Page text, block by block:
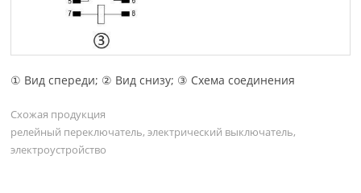
① Вид спереди; ② Вид снизу; ③ Схема соединения
Схожая продукция
релейный переключатель, электрический выключатель,
электроустройство